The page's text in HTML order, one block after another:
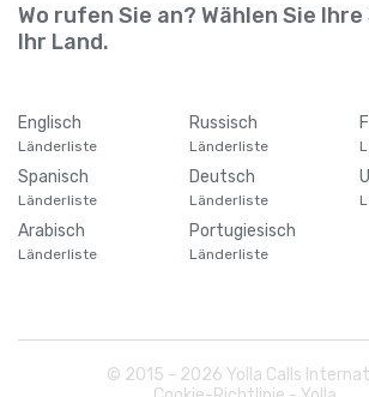
Wo rufen Sie an? Wählen Sie
Ihr Land.
Englisch
Länderliste
Russisch
Länderliste
Spanisch
Länderliste
Deutsch
Länderliste
Arabisch
Länderliste
Portugiesisch
Länderliste
© 2015 - 2026 Yolla Calls